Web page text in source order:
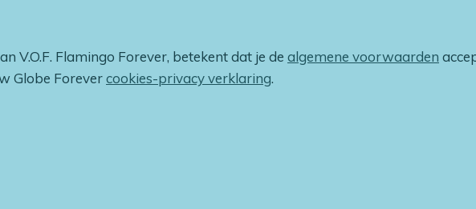
V.O.F. Flamingo Forever, betekent dat je de algemene voorwaarden
Globe Forevercookies-privacy verklaring.